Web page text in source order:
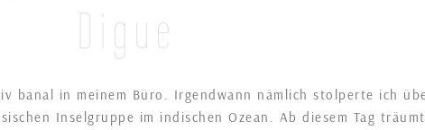
Digue
banal in meinem Büro. Irgendwann nämlich stolperte ich
Inselgruppe im indischen Ozean. Ab diesem Tag